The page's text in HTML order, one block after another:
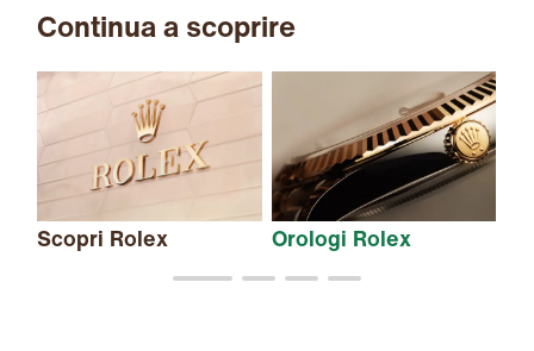
Continua a scoprire
Scopri Rolex Orologi Rolex